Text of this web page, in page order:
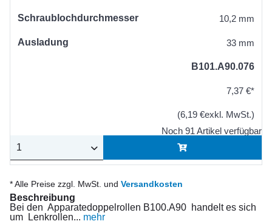
Schraublochdurchmesser 10,2 mm
Ausladung 33 mm
B101.A90.076
7,37 €*
(6,19 €exkl. MwSt.)
Noch 91 Artikel verfügbar
* Alle Preise zzgl. MwSt. und Versandkosten
Beschreibung
Bei den Apparatedoppelrollen B100.A90 handelt es sich
um Lenkrollen... mehr